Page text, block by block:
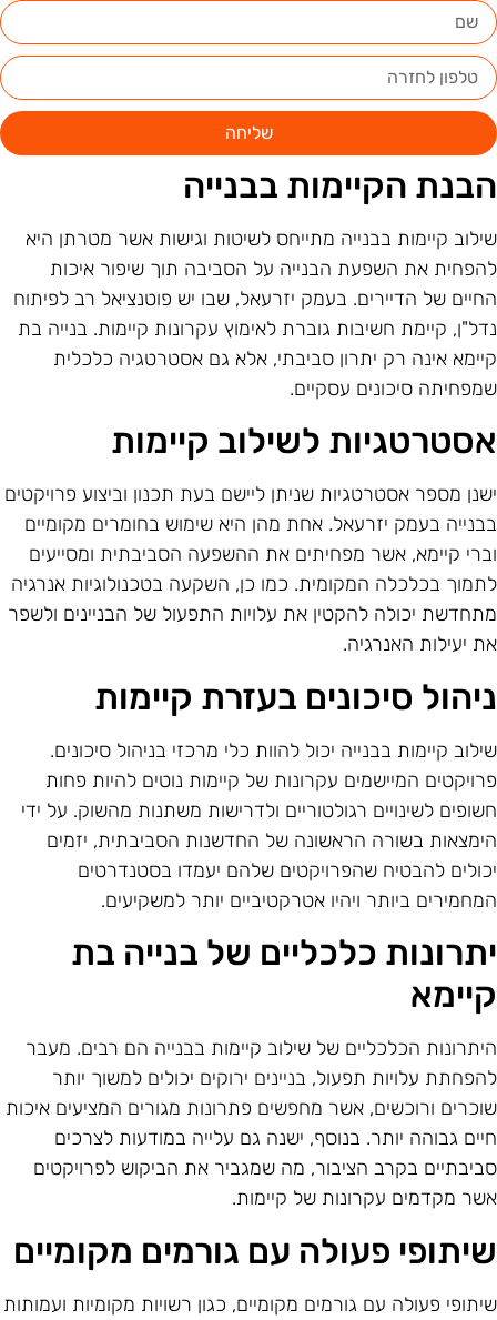
שליחה
הקיימות בבנייה
קיימות בבנייה מתייחס לשיטות וגישות אשר מטרתן היא
את השפעת הבנייה על הסביבה תוך שיפור איכות
של הדיירים. בעמק יזרעאל, שבו יש פוטנציאל רב לפיתוח
קיימת חשיבות גוברת לאימוץ עקרונות קיימות. בנייה בת
אינה רק יתרון סביבתי, אלא גם אסטרטגיה כלכלית
סיכונים עסקיים.
לשילוב קיימות
מספר אסטרטגיות שניתן ליישם בעת תכנון וביצוע פרויקטים
בעמק יזרעאל. אחת מהן היא שימוש בחומרים מקומיים
קיימא, אשר מפחיתים את ההשפעה הסביבתית ומסייעים
בכלכלה המקומית. כמו כן, השקעה בטכנולוגיות אנרגיה
יכולה להקטין את עלויות התפעול של הבניינים ולשפר
יעילות האנרגיה.
סיכונים בעזרת קיימות
קיימות בבנייה יכול להוות כלי מרכזי בניהול סיכונים.
המיישמים עקרונות של קיימות נוטים להיות פחות
לשינויים רגולטוריים ולדרישות משתנות מהשוק. על ידי
בשורה הראשונה של החדשנות הסביבתית, יזמים
להבטיח שהפרויקטים שלהם יעמדו בסטנדרטים
ביותר ויהיו אטרקטיביים יותר למשקיעים.
כלכליים של בנייה בת
הכלכליים של שילוב קיימות בבנייה הם רבים. מעבר
עלויות תפעול, בניינים ירוקים יכולים למשוך יותר
ורוכשים, אשר מחפשים פתרונות מגורים המציעים איכות
גבוהה יותר. בנוסף, ישנה גם עלייה במודעות לצרכים
בקרב הציבור, מה שמגביר את הביקוש לפרויקטים
מקדמים עקרונות של קיימות.
פעולה עם גורמים מקומיים
פעולה עם גורמים מקומיים, כגון רשויות מקומיות ועמותות